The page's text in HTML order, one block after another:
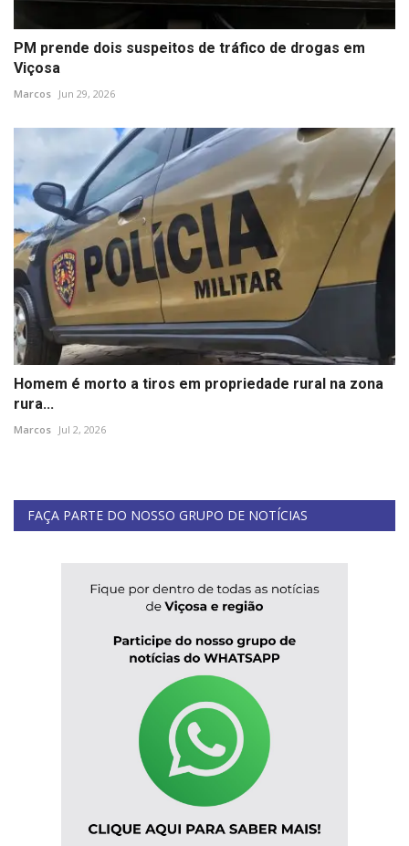
PM prende dois suspeitos de tráfico de drogas em
Viçosa
Marcos Jun 29, 2026
Homem é morto a tiros em propriedade rural na zona
rura...
Marcos Jul 2, 2026
FAÇA PARTE DO NOSSO GRUPO DE NOTÍCIAS